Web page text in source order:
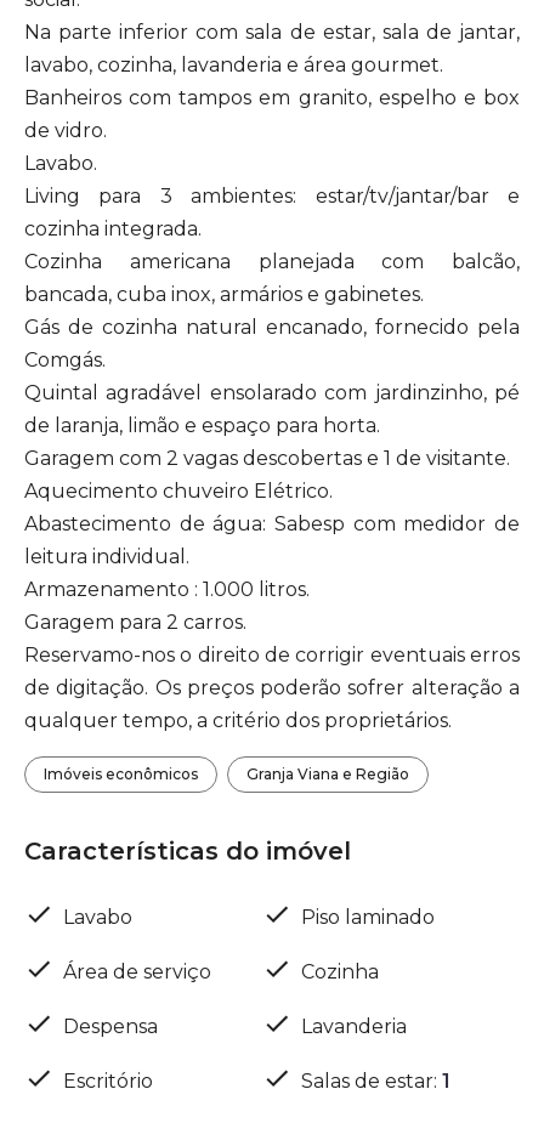
Na parte inferior com sala de estar, sala de jantar,
lavabo, cozinha, lavanderia e área gourmet.
Banheiros com tampos em granito, espelho e box
de vidro.
Lavabo.
Living para 3 ambientes: estar/tv/jantar/bar e
cozinha integrada.
Cozinha americana planejada com balcão,
bancada, cuba inox, armários e gabinetes.
Gás de cozinha natural encanado, fornecido pela
Comgás.
Quintal agradável ensolarado com jardinzinho, pé
de laranja, limão e espaço para horta.
Garagem com 2 vagas descobertas e 1 de visitante.
Aquecimento chuveiro Elétrico.
Abastecimento de água: Sabesp com medidor de
leitura individual.
Armazenamento : 1.000 litros.
Garagem para 2 carros.
Reservamo-nos o direito de corrigir eventuais erros
de digitação. Os preços poderão sofrer alteração a
qualquer tempo, a critério dos proprietários.
Imóveis econômicos Granja Viana e Região
Características do imóvel
Lavabo Piso laminado
Área de serviço Cozinha
Despensa Lavanderia
Escritório Salas de estar: 1